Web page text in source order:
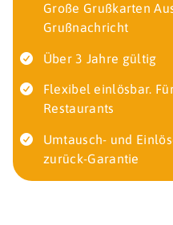
Große Grußkarten
Grußnachricht
Über 3 Jahre gültig
Flexibel einlösbar.
Restaurants
Umtausch- und
zurück-Garantie